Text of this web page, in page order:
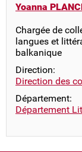
Yoanna
Chargée de
langues et
balkanique
Direction:
Direction des
Département:
Département